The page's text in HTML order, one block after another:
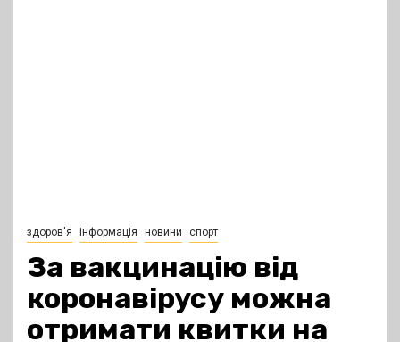
здоров'я інформація новини спорт
За вакцинацію від
коронавірусу можна
отримати квитки на